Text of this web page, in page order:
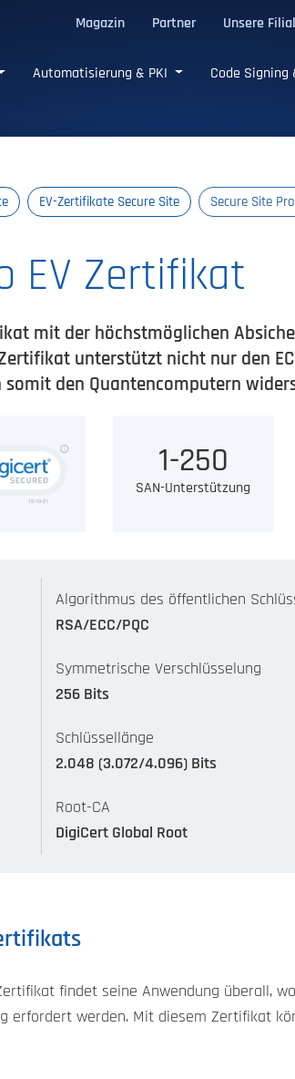
Magazin Partner Unsere
Automatisierung & PKI Code Signing
EV-Zertifikate Secure Site Secure Site
EV Zertifikat
mit der höchstmöglichen
unterstützt nicht nur den
den Quantencomputern
1-250
SAN-Unterstützung
Algorithmus des öffentlichen
RSA/ECC/PQC
Symmetrische Verschlüsselung
256 Bits
Schlüssellänge
2.048 (3.072/4.096) Bits
Root-CA
DigiCert Global Root
findet seine Anwendung überall,
erfordert werden. Mit diesem Zertifikat